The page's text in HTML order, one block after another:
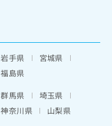
岩手県
宮城県
福島県
群馬県
埼玉県
神奈川県
山梨県